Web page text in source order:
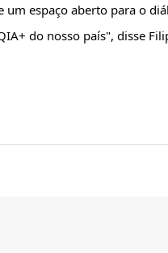
espaço aberto para o
do nosso país", disse